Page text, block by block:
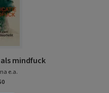
mindfuck
e.a.